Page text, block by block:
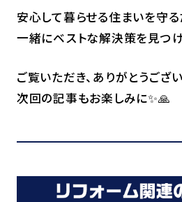
安心して暮らせる住まいを守る
一緒にベストな解決策を見つ
ご覧いただき、ありがとうござい
次回の記事もお楽しみに✨🙏